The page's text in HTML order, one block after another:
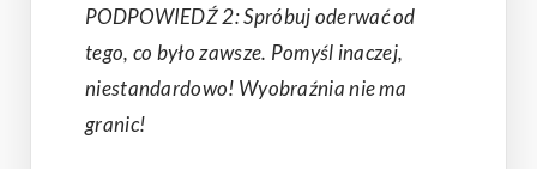
PODPOWIEDŹ 2: Spróbuj oderwać od
tego, co było zawsze. Pomyśl inaczej,
niestandardowo! Wyobraźnia nie ma
granic!